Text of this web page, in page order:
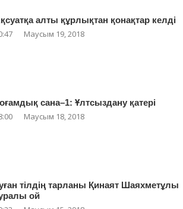
алты құрлықтан қонақтар келді
Маусым 19, 2018
сана–1: Ұлтсыздану қатері
Маусым 18, 2018
тілдің тарланы Қинаят Шаяхметұлы
ой